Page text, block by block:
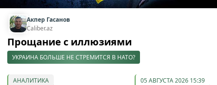
Акпер Гасанов
Caliber.az
Прощание с иллюзиями
УКРАИНА БОЛЬШЕ НЕ СТРЕМИТСЯ В НАТО?
АНАЛИТИКА 05 АВГУСТА 2026 15:39